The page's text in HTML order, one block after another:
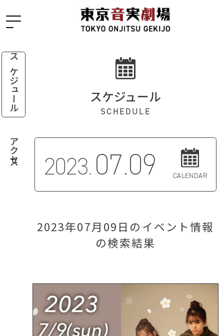
スケジュール
アクセス
スケジュール
SCHEDULE
2023.07.09 CALENDAR
2023年07月09日のイベント情報
の検索結果